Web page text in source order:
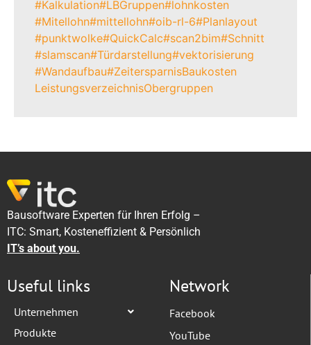
#Kalkulation#LBGruppen#lohnkosten
#Mitellohn#mittellohn#oib-rl-6#Planlayout
#punktwolke#QuickCalc#scan2bim#Schnitt
#slamscan#Türdarstellung#vektorisierung
#Wandaufbau#ZeitersparnisBaukosten
LeistungsverzeichnisObergruppen
Bausoftware Experten für Ihren Erfolg –
ITC: Smart, Kosteneffizient & Persönlich
IT’s about you.
Useful links
Unternehmen
Produkte
Network
Facebook
YouTube